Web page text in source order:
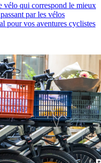
vélo qui correspond le mieux
par les vélos
pour vos aventures cyclistes